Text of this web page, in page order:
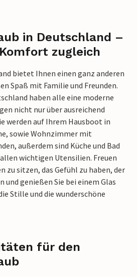
in Deutschland –
zugleich
bietet Ihnen einen ganz anderen
Spaß mit Familie und Freunden.
haben alle eine moderne
nicht nur über ausreichend
werden auf Ihrem Hausboot in
sowie Wohnzimmer mit
außerdem sind Küche und Bad
wichtigen Utensilien. Freuen
zu sitzen, das Gefühl zu haben, der
und genießen Sie bei einem Glas
Stille und die wunderschöne
für den